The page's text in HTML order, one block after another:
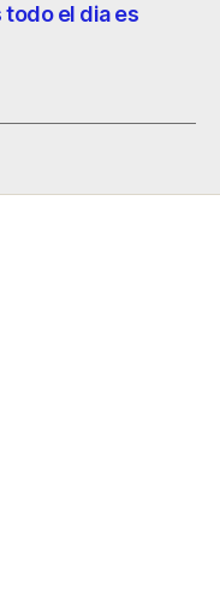
todo el dia es